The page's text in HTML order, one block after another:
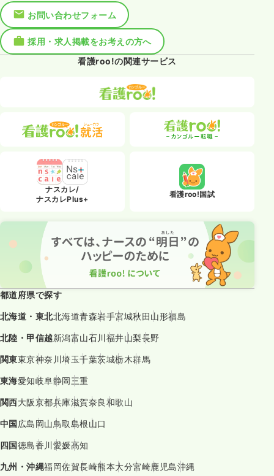
お問い合わせフォーム
採用・求人掲載をお考えの方へ
看護roo!の関連サービス
ナスカレ/
ナスカレPlus+
看護roo!国試
都道府県で探す
北海道・東北北海道青森岩手宮城秋田山形福島
北陸・甲信越新潟富山石川福井山梨長野
関東東京神奈川埼玉千葉茨城栃木群馬
東海愛知岐阜静岡三重
関西大阪京都兵庫滋賀奈良和歌山
中国広島岡山鳥取島根山口
四国徳島香川愛媛高知
九州・沖縄福岡佐賀長崎熊本大分宮崎鹿児島沖縄